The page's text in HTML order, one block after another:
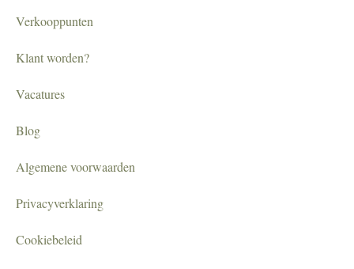
Verkooppunten
Klant worden?
Vacatures
Blog
Algemene voorwaarden
Privacyverklaring
Cookiebeleid